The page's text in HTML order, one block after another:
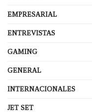
EMPRESARIAL
ENTREVISTAS
GAMING
GENERAL
INTERNACIONALES
JET SET